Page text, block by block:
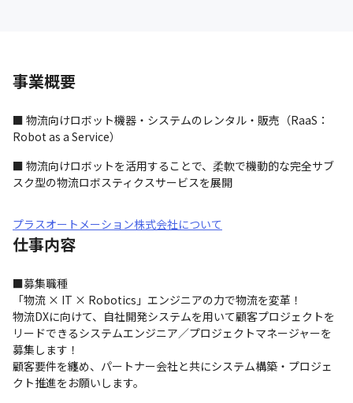
事業概要
■ 物流向けロボット機器・システムのレンタル・販売（RaaS：
Robot as a Service）
■ 物流向けロボットを活用することで、柔軟で機動的な完全サブ
スク型の物流ロボスティクスサービスを展開
プラスオートメーション株式会社について
仕事内容
■募集職種
「物流 × IT × Robotics」エンジニアの力で物流を変革！
物流DXに向けて、自社開発システムを用いて顧客プロジェクトを
リードできるシステムエンジニア／プロジェクトマネージャーを
募集します！
顧客要件を纏め、パートナー会社と共にシステム構築・プロジェ
クト推進をお願いします。